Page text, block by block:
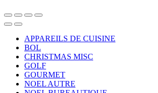
APPAREILS DE CUISINE
BOL
CHRISTMAS MISC
GOLF
GOURMET
NOEL AUTRE